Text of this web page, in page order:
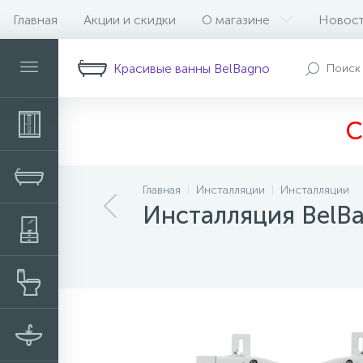
Главная Акции и скидки О магазине
Красивые ванны BelBagno
Главная Инсталляции Инсталляции
Инсталляция
Описание Характеристики